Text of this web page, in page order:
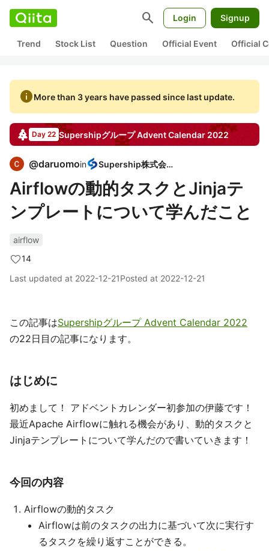
search Login Signup
Trend Stock List Question Official Event Official
infoMore than 3 years have passed since last update.
Day 22 SupershipグループAdvent Calendar 2022
@daruomoin Supership株式会社
Airflowの動的タスクとJinjaテ
ンプレートについて学んだこと
airflow
14
Last updated at 2022-12-21Posted at 2022-12-21
この記事はSupershipグループ Advent Calendar 2022
の22日目の記事になります。
はじめに
初めまして！ アドベントカレンダー初参加の伊藤です！
最近Apache Airflowに触れる機会があり、動的タスクと
Jinjaテンプレートについて学んだので書いていきます！
今回の内容
Airflowの動的タスク
Airflowは前のタスクの出力に基づいて次に実行す
るタスクを繰り返すことができる。